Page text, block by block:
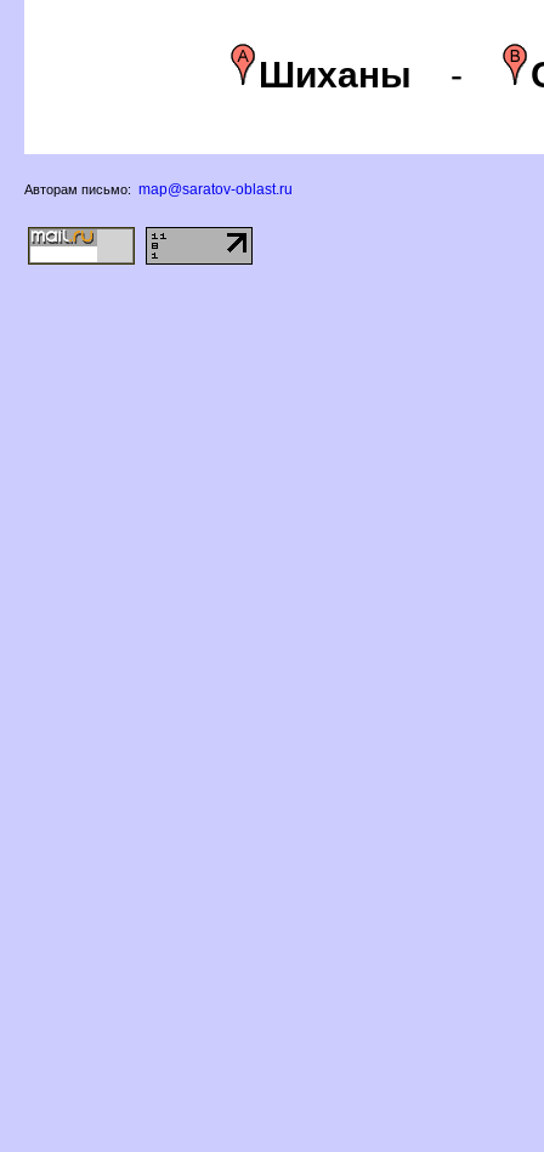
Шиханы -
Авторам письмо: map@saratov-oblast.ru